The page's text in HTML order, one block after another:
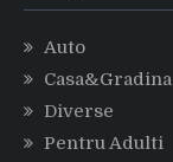
Auto
Casa&Gradina
Diverse
Pentru Adulti